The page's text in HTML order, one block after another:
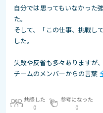
自分では思ってもいなかった
た。
そして、「この仕事、挑戦し
した。
失敗や反省も多々ありますが
チームのメンバーからの言葉
共感した
0
参考になった
0